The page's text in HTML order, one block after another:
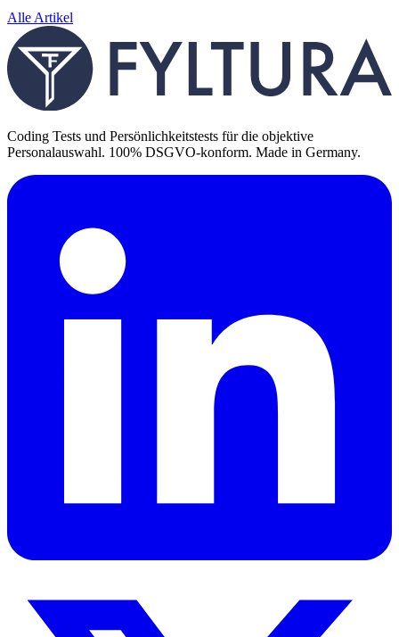
Alle Artikel
Coding Tests und Persönlichkeitstests für die objektive
Personalauswahl. 100% DSGVO-konform. Made in Germany.